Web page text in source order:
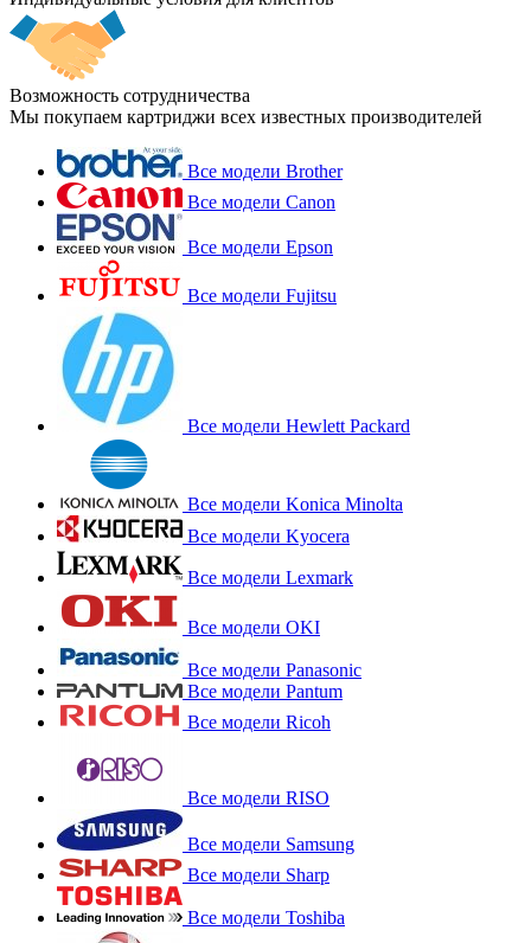
Возможность сотрудничества
Мы покупаем картриджи всех известных производителей
Все модели Brother
Все модели Canon
Все модели Epson
Все модели Fujitsu
Все модели Hewlett Packard
Все модели Konica Minolta
Все модели Kyocera
Все модели Lexmark
Все модели OKI
Все модели Panasonic
Все модели Pantum
Все модели Ricoh
Все модели RISO
Все модели Samsung
Все модели Sharp
Все модели Toshiba